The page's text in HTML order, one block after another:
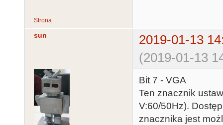
Strona
sun
2019-01-13
(2019-01-13
Bit 7 - VGA
Ten znacznik
V:60/50Hz).
znacznika jest